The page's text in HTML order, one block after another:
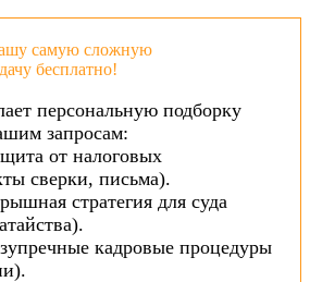
самую сложную
бесплатно!
персональную подборку
запросам:
от налоговых
сверки, письма).
стратегия для суда
кадровые процедуры